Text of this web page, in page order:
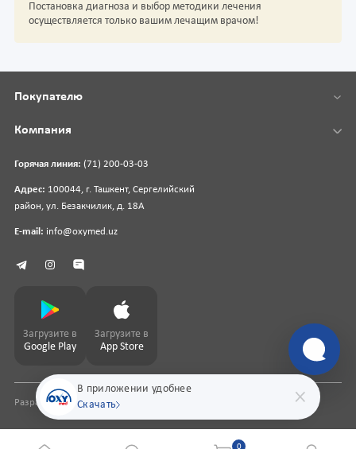
Постановка диагноза и выбор методики лечения
осуществляется только вашим лечащим врачом!
В приложении удобнее
Скачать
Горячая линия: (71) 200-03-03
Адрес: 100044, г. Ташкент, Сергелийский
район, ул. Безакчилик, д. 18А
E-mail: info@oxymed.uz
Покупателю
Компания
Загрузите в
Google Play
Загрузите в
App Store
Разработка сайтаpharmit.uz
0